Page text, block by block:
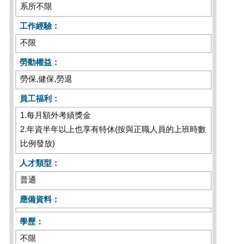
系所不限
工作經驗：
不限
勞動權益：
勞保,健保,勞退
員工福利：
1.每月額外考績獎金
2.年資半年以上也享有特休(按與正職人員的上班時數
比例發放)
人才類型：
普通
應備資料：
學歷：
不限